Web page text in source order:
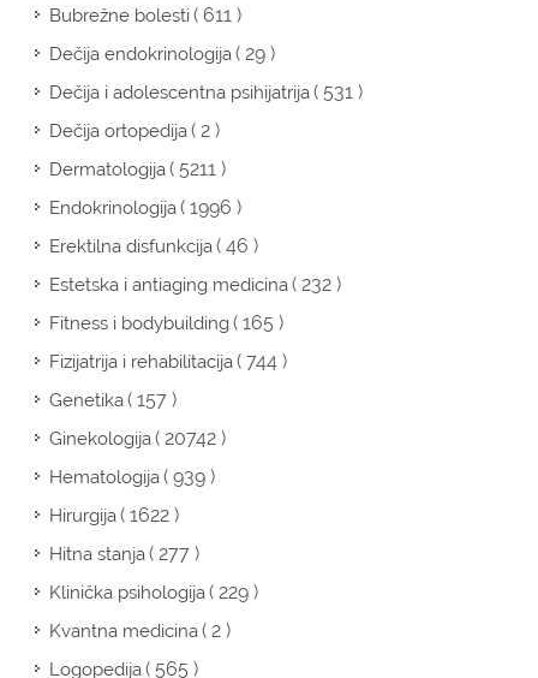
Bubrežne bolesti( 611 )
Dečija endokrinologija( 29 )
Dečija i adolescentna psihijatrija( 531 )
Dečija ortopedija( 2 )
Dermatologija( 5211 )
Endokrinologija( 1996 )
Erektilna disfunkcija( 46 )
Estetska i antiaging medicina( 232 )
Fitness i bodybuilding( 165 )
Fizijatrija i rehabilitacija( 744 )
Genetika( 157 )
Ginekologija( 20742 )
Hematologija( 939 )
Hirurgija( 1622 )
Hitna stanja( 277 )
Klinička psihologija( 229 )
Kvantna medicina( 2 )
Logopedija( 565 )